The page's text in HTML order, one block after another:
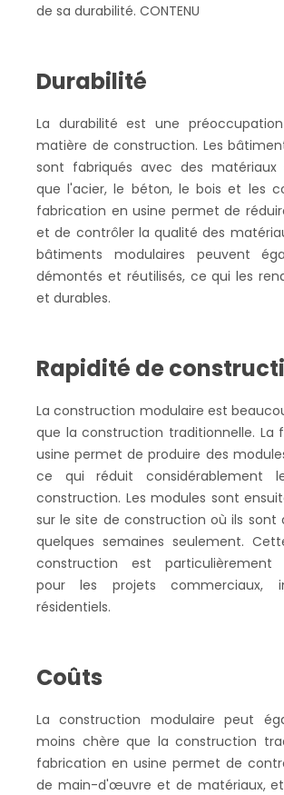
de sa durabilité. CONTENU
Durabilité
La durabilité est une
matière de construction. Les
sont fabriqués avec des matériaux
que l'acier, le béton, le bois et les
fabrication en usine permet de
et de contrôler la qualité des
bâtiments modulaires peuvent
démontés et réutilisés, ce qui les
et durables.
Rapidité de
La construction modulaire est
que la construction traditionnelle. La
usine permet de produire des
ce qui réduit considérablement
construction. Les modules sont
sur le site de construction où ils sont
quelques semaines seulement.
construction est particulièrement
pour les projets commerciaux,
résidentiels.
Coûts
La construction modulaire peut
moins chère que la construction
fabrication en usine permet de
de main-d'œuvre et de matériaux,